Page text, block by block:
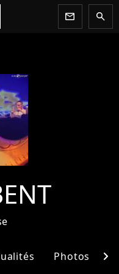
newsletter search
Photos chevron_right